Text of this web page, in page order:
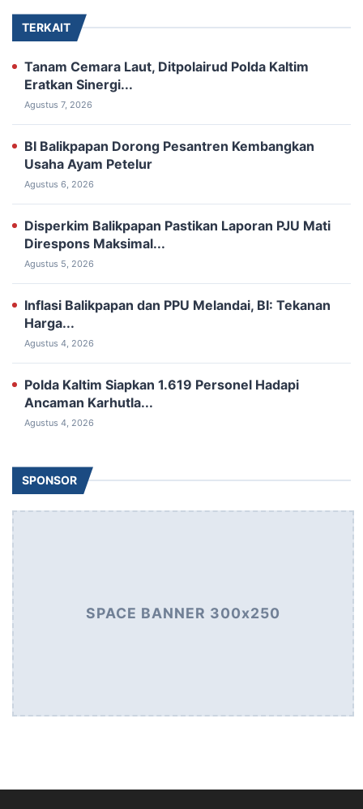
TERKAIT
Tanam Cemara Laut, Ditpolairud Polda Kaltim
Eratkan Sinergi...
Agustus 7, 2026
BI Balikpapan Dorong Pesantren Kembangkan
Usaha Ayam Petelur
Agustus 6, 2026
Disperkim Balikpapan Pastikan Laporan PJU Mati
Direspons Maksimal...
Agustus 5, 2026
Inflasi Balikpapan dan PPU Melandai, BI: Tekanan
Harga...
Agustus 4, 2026
Polda Kaltim Siapkan 1.619 Personel Hadapi
Ancaman Karhutla...
Agustus 4, 2026
SPONSOR
SPACE BANNER 300x250